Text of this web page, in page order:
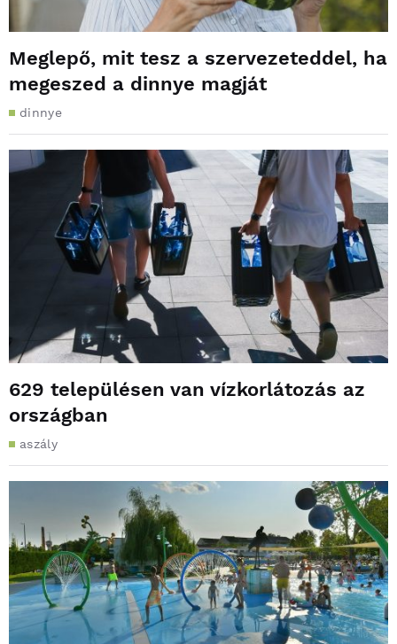
Meglepő, mit tesz a szervezeteddel, ha
megeszed a dinnye magját
dinnye
629 településen van vízkorlátozás az
országban
aszály